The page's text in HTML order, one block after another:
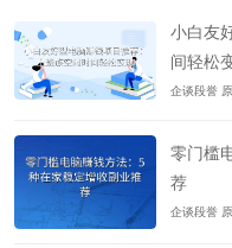
小白友
间轻松
企谈段誉
零门槛
荐
企谈段誉